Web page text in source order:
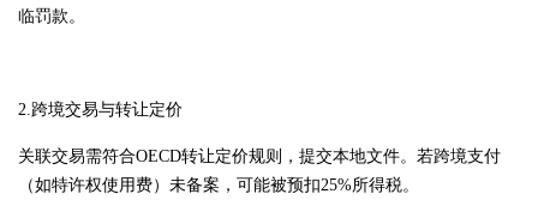
临罚款。
2.跨境交易与转让定价
关联交易需符合OECD转让定价规则，提交本地文件。若跨境支付
（如特许权使用费）未备案，可能被预扣25%所得税。